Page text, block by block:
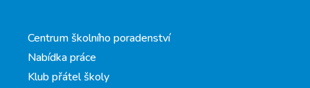
Centrum školního poradenství
Nabídka práce
Klub přátel školy